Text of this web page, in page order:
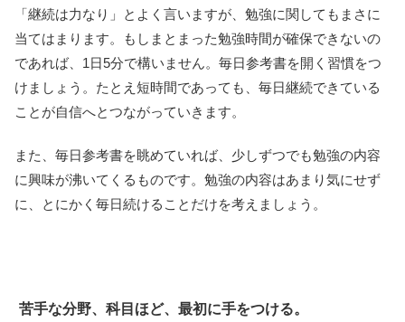
「継続は力なり」とよく言いますが、勉強に関してもまさに
当てはまります。もしまとまった勉強時間が確保できないの
であれば、1日5分で構いません。毎日参考書を開く習慣をつ
けましょう。たとえ短時間であっても、毎日継続できている
ことが自信へとつながっていきます。
また、毎日参考書を眺めていれば、少しずつでも勉強の内容
に興味が沸いてくるものです。勉強の内容はあまり気にせず
に、とにかく毎日続けることだけを考えましょう。
苦手な分野、科目ほど、最初に手をつける。